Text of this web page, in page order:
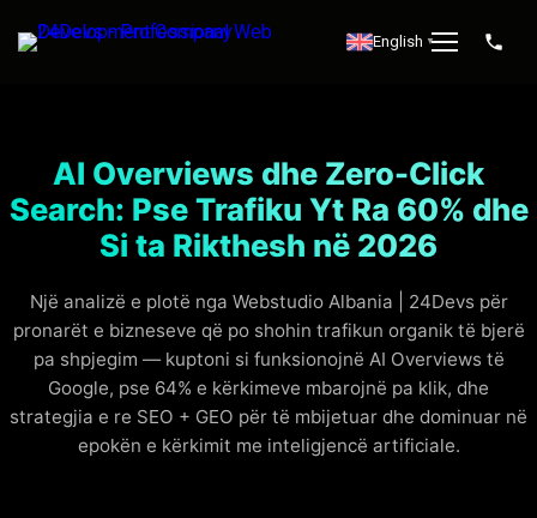
English ▼
AI Overviews dhe Zero-Click
Search: Pse Trafiku Yt Ra 60% dhe
Si ta Rikthesh në 2026
Një analizë e plotë nga Webstudio Albania | 24Devs për
pronarët e bizneseve që po shohin trafikun organik të bjerë
pa shpjegim — kuptoni si funksionojnë AI Overviews të
Google, pse 64% e kërkimeve mbarojnë pa klik, dhe
strategjia e re SEO + GEO për të mbijetuar dhe dominuar në
epokën e kërkimit me inteligjencë artificiale.